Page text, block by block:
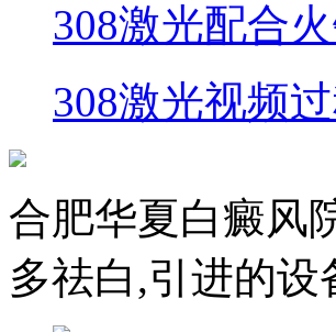
308激光配合
308激光视频
合肥华夏白癜风
多祛白,引进的